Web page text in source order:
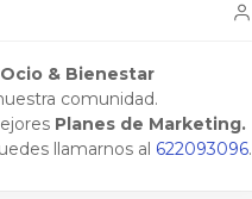
& Bienestar
comunidad.
Planes de Marketing.
llamarnos al 622093096.